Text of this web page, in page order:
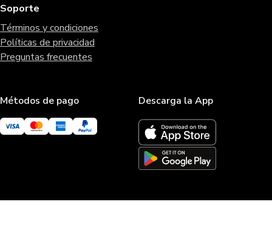
Soporte
Términos y condiciones
Políticas de privacidad
Preguntas frecuentes
Métodos de pago Descarga la App